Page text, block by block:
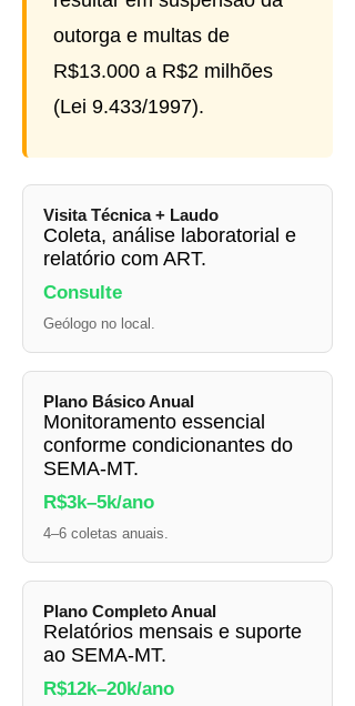
outorga e multas de
R$13.000 a R$2 milhões
(Lei 9.433/1997).
Visita Técnica + Laudo
Coleta, análise laboratorial e
relatório com ART.
Consulte
Geólogo no local.
Plano Básico Anual
Monitoramento essencial
conforme condicionantes do
SEMA-MT.
R$3k–5k/ano
4–6 coletas anuais.
Plano Completo Anual
Relatórios mensais e suporte
ao SEMA-MT.
R$12k–20k/ano